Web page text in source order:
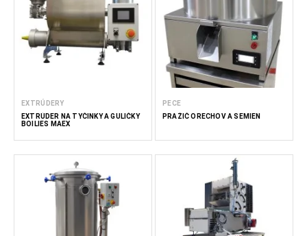
EXTRÚDERY
EXTRÚDER NA TYČINKY A GULIČKY
BOILIES MAEX
PECE
PRAŽIČ ORECHOV A SEMIEN